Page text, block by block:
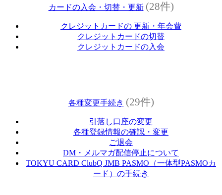
カードの入会・切替・更新 (28件)
クレジットカードの 更新・年会費
クレジットカードの切替
クレジットカードの入会
各種変更手続き (29件)
引落し口座の変更
各種登録情報の確認・変更
ご退会
DM・メルマガ配信停止について
TOKYU CARD ClubQ JMB PASMO（一体型PASMOカ
ード）の手続き